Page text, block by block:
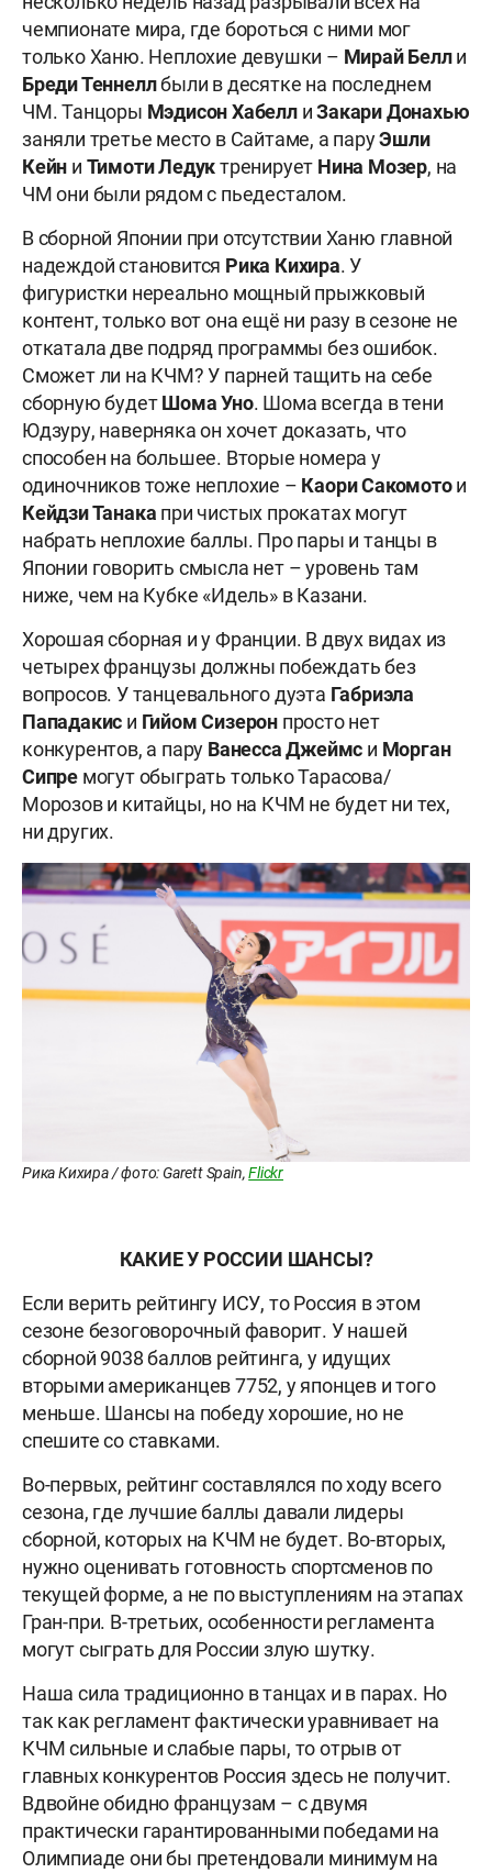
чемпионате мира, где бороться с ними мог
только Ханю. Неплохие девушки – Мирай Белли
Бреди Теннеллбыли в десятке на последнем
ЧМ. Танцоры Мэдисон ХабеллиЗакари Донахью
заняли третье место в Сайтаме, а паруЭшли
Кейн и Тимоти Ледуктренирует Нина Мозер, на
ЧМ они были рядом с пьедесталом.
В сборной Японии при отсутствии Ханю главной
надеждой становится Рика Кихира. У
фигуристки нереально мощный прыжковый
контент, только вот она ещё ни разу в сезоне не
откатала две подряд программы без ошибок.
Сможет ли на КЧМ? У парней тащить на себе
сборную будетШома Уно. Шома всегда в тени
Юдзуру, наверняка он хочет доказать, что
способен на большее. Вторые номера у
одиночников тоже неплохие – Каори Сакомотои
Кейдзи Танака при чистых прокатах могут
набрать неплохие баллы. Про пары и танцы в
Японии говорить смысла нет – уровень там
ниже, чем на Кубке «Идель» в Казани.
Хорошая сборная и у Франции. В двух видах из
четырех французы должны побеждать без
вопросов. У танцевального дуэта Габриэла
Пападакис и Гийом Сизерон просто нет
конкурентов, а пару Ванесса Джеймс и Морган
Сипре могут обыграть только Тарасова/
Морозов и китайцы, но на КЧМ не будет ни тех,
ни других.
Рика Кихира / фото: Garett Spain,Flickr
КАКИЕ У РОССИИ ШАНСЫ?
Если верить рейтингу ИСУ, то Россия в этом
сезоне безоговорочный фаворит. У нашей
сборной 9038 баллов рейтинга, у идущих
вторыми американцев 7752, у японцев и того
меньше. Шансы на победу хорошие, но не
спешите со ставками.
Во-первых, рейтинг составлялся по ходу всего
сезона, где лучшие баллы давали лидеры
сборной, которых на КЧМ не будет. Во-вторых,
нужно оценивать готовность спортсменов по
текущей форме, а не по выступлениям на этапах
Гран-при. В-третьих, особенности регламента
могут сыграть для России злую шутку.
Наша сила традиционно в танцах и в парах. Но
так как регламент фактически уравнивает на
КЧМ сильные и слабые пары, то отрыв от
главных конкурентов Россия здесь не получит.
Вдвойне обидно французам – с двумя
практически гарантированными победами на
Олимпиаде они бы претендовали минимум на